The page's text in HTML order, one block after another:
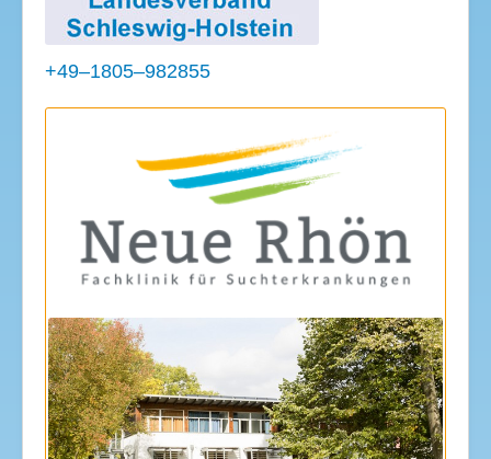
+49–1805–982855